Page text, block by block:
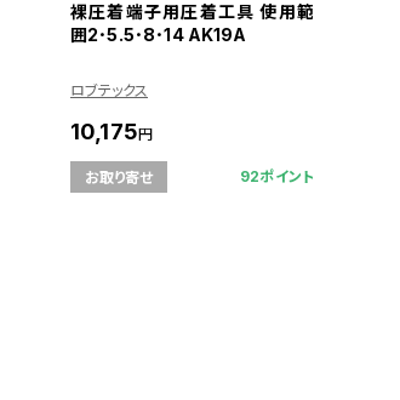
裸圧着端子用圧着工具 使用範
囲2･5.5･8･14 AK19A
ロブテックス
10,175円
お取り寄せ 92ポイント